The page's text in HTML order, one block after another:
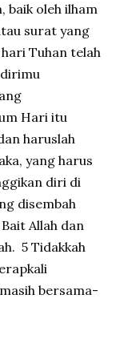
baik oleh ilham
surat yang
Tuhan telah
Hari itu
haruslah
yang harus
diri di
disembah
Allah dan
5 Tidakkah
bersama-